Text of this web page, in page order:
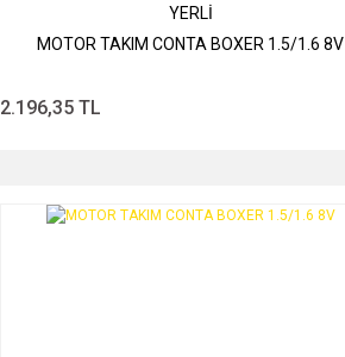
YERLİ
MOTOR TAKIM CONTA BOXER 1.5/1.6 8V
2.196,35 TL